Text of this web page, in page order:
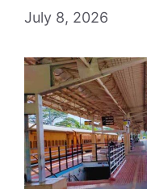
July 8, 2026